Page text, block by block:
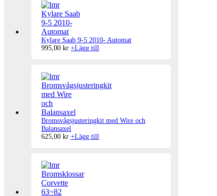
Kylare Saab 9-5 2010- Automat
995,00 kr +Lägg till
Bromsvågsjusteringkit med Wire och
Balansaxel
625,00 kr +Lägg till